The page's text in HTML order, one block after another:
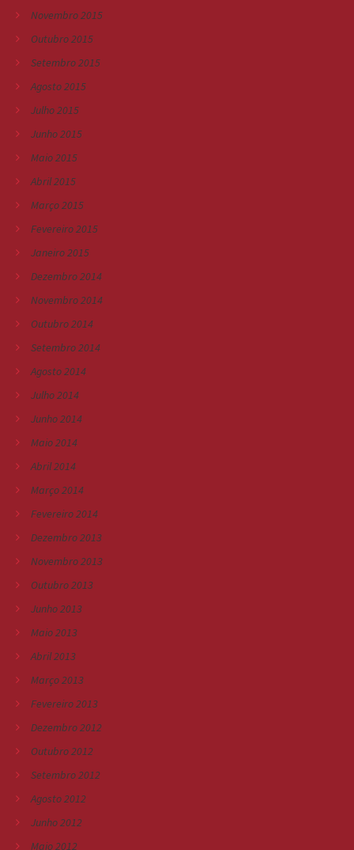
Novembro 2015
Outubro 2015
Setembro 2015
Agosto 2015
Julho 2015
Junho 2015
Maio 2015
Abril 2015
Março 2015
Fevereiro 2015
Janeiro 2015
Dezembro 2014
Novembro 2014
Outubro 2014
Setembro 2014
Agosto 2014
Julho 2014
Junho 2014
Maio 2014
Abril 2014
Março 2014
Fevereiro 2014
Dezembro 2013
Novembro 2013
Outubro 2013
Junho 2013
Maio 2013
Abril 2013
Março 2013
Fevereiro 2013
Dezembro 2012
Outubro 2012
Setembro 2012
Agosto 2012
Junho 2012
Maio 2012